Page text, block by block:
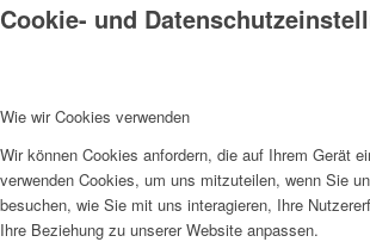
Cookie- und
Wie wir Cookies verwenden
Wir können Cookies anfordern, die auf Ihrem Gerät
verwenden Cookies, um uns mitzuteilen, wenn Sie
besuchen, wie Sie mit uns interagieren, Ihre
Ihre Beziehung zu unserer Website anpassen.